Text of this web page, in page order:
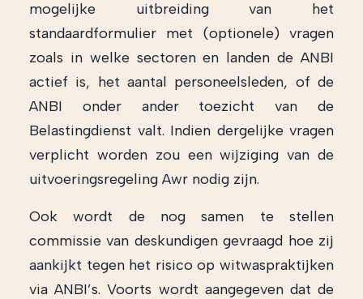
mogelijke uitbreiding van het
standaardformulier met (optionele) vragen
zoals in welke sectoren en landen de ANBI
actief is, het aantal personeelsleden, of de
ANBI onder ander toezicht van de
Belastingdienst valt. Indien dergelijke vragen
verplicht worden zou een wijziging van de
uitvoeringsregeling Awr nodig zijn.
Ook wordt de nog samen te stellen
commissie van deskundigen gevraagd hoe zij
aankijkt tegen het risico op witwaspraktijken
via ANBI’s. Voorts wordt aangegeven dat de